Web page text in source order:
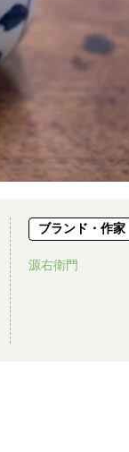
ブランド・作家
源右衛門